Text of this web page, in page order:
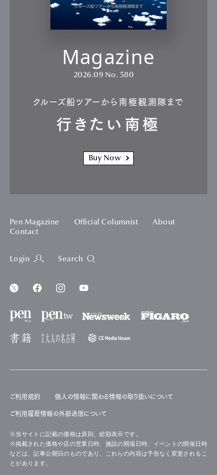
Magazine
2026.09 No. 580
クルーズ船ツアーから南極観測隊まで
行きたい南極
Buy Now
Pen Magazine Official Columnist
About
Contact
Login Search
ご利用規約 個人の情報に関わる情報の取り扱いについて
ご利用履歴情報の外部送信について
※当サイトに記載の価格は原則、総額表示です。
※掲載された価格や店の営業日時、施設の開場日時、イベントの開催日時
などは、記事公開日のものであり、これらの内容は予告なく変更されるこ
とがあります。